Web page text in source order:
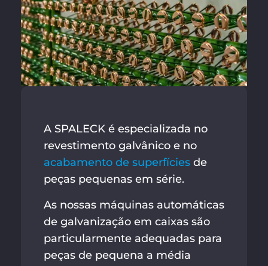
A SPALECK é especializada no
revestimento galvânico e no
acabamento de superfíciesde
peças pequenas em série.
As nossas máquinas automáticas
de galvanização em caixas são
particularmente adequadas para
peças de pequena a média